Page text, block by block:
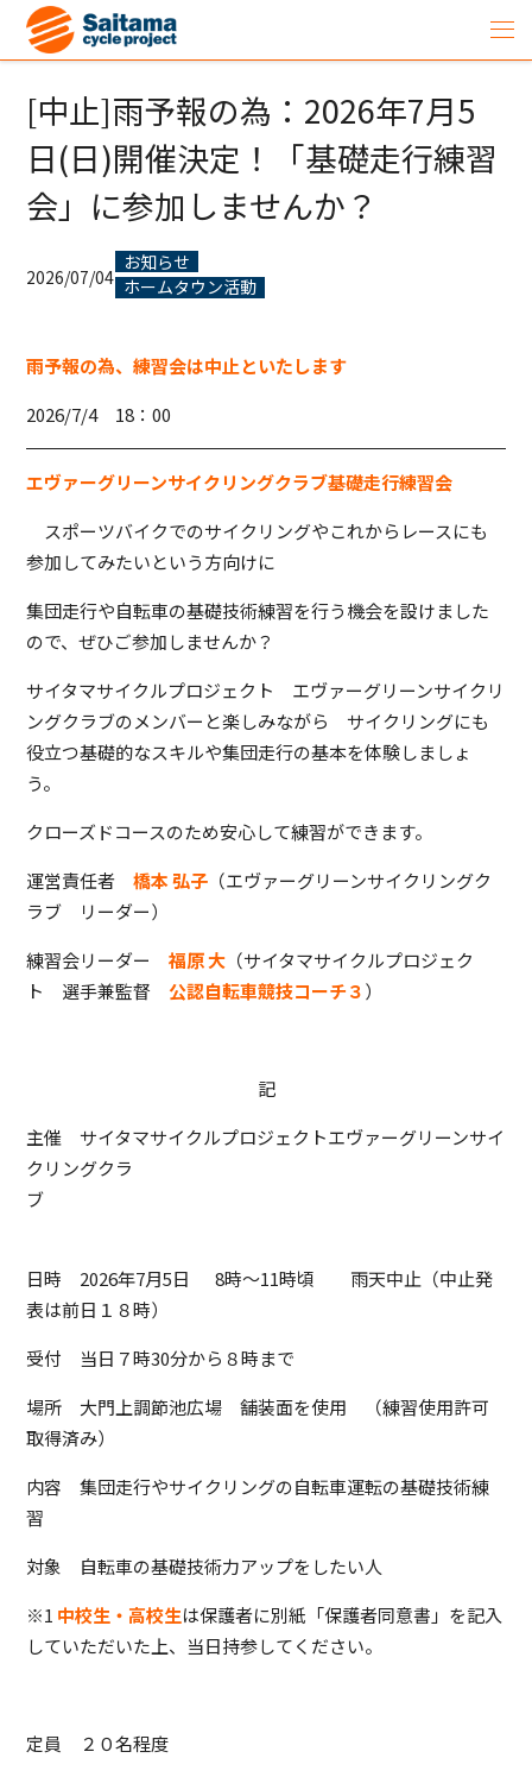
[中止]雨予報の為：2026年7月5
日(日)開催決定！「基礎走行練習
会」に参加しませんか？
2026/07/04
お知らせ
ホームタウン活動
雨予報の為、練習会は中止といたします
2026/7/4 18：00
エヴァーグリーンサイクリングクラブ基礎走行練習会
スポーツバイクでのサイクリングやこれからレースにも
参加してみたいという方向けに
集団走行や自転車の基礎技術練習を行う機会を設けました
ので、ぜひご参加しませんか？
サイタマサイクルプロジェクト エヴァーグリーンサイクリ
ングクラブのメンバーと楽しみながら サイクリングにも
役立つ基礎的なスキルや集団走行の基本を体験しましょ
う。
クローズドコースのため安心して練習ができます。
運営責任者橋本 弘子 （エヴァーグリーンサイクリングク
ラブ リーダー）
練習会リーダー福原 大 （サイタマサイクルプロジェク
ト 選手兼監督公認自転車競技コーチ３）
記
主催 サイタマサイクルプロジェクトエヴァーグリーンサイ
クリングクラ
ブ
日時 2026年7月5日 8時～11時頃 雨天中止（中止発
表は前日１８時）
受付 当日７時30分から８時まで
場所 大門上調節池広場 舗装面を使用 （練習使用許可
取得済み）
内容 集団走行やサイクリングの自転車運転の基礎技術練
習
対象 自転車の基礎技術力アップをしたい人
※1 中校生・高校生は保護者に別紙「保護者同意書」を記入
していただいた上、当日持参してください。
定員 ２０名程度